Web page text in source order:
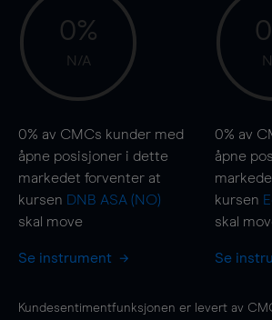
0%
N/A
0% av CMCs kunder med
åpne posisjoner i dette
markedet forventer at
kursen DNB ASA (NO)
skal move
Se instrument
0% av
åpne
kursen
skal
Se
Kundesentimentfunksjonen er levert av